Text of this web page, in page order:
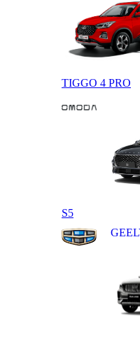
TIGGO 4 PRO
S5